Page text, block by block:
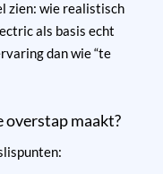
zien: wie realistisch
als basis echt
dan wie “te
overstap maakt?